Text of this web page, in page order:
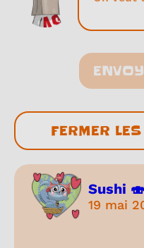
FERMER
Sushi 🍣
19 mai